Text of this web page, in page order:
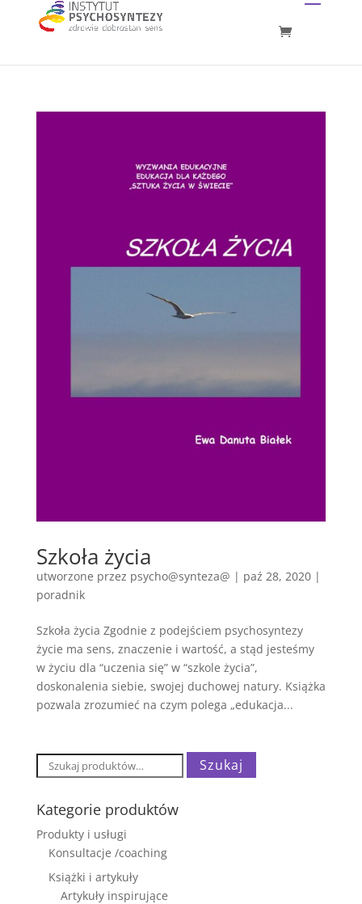
Szkoła życia
utworzone przez psycho@synteza@ | paź 28, 2020|
poradnik
Szkoła życia Zgodnie z podejściem psychosyntezy
życie ma sens, znaczenie i wartość, a stąd jesteśmy
w życiu dla “uczenia się” w “szkole życia”,
doskonalenia siebie, swojej duchowej natury. Książka
pozwala zrozumieć na czym polega „edukacja...
Szukaj: Szukaj
Kategorie produktów
Produkty i usługi
Konsultacje /coaching
Książki i artykuły
Artykuły inspirujące